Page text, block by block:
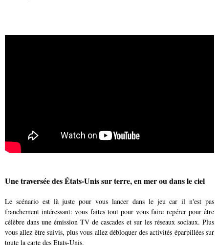
Une traversée des États-Unis sur terre, en mer ou dans le ciel
Le scénario est là juste pour vous lancer dans le jeu car il n'est pas
franchement intéressant: vous faites tout pour vous faire repérer pour être
célèbre dans une émission TV de cascades et sur les réseaux sociaux. Plus
vous allez être suivis, plus vous allez débloquer des activités éparpillées sur
toute la carte des Etats-Unis.